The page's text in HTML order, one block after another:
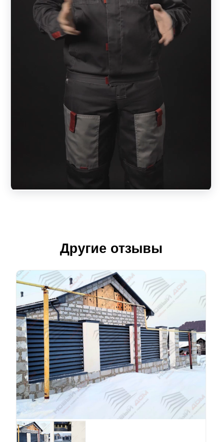
Другие отзывы